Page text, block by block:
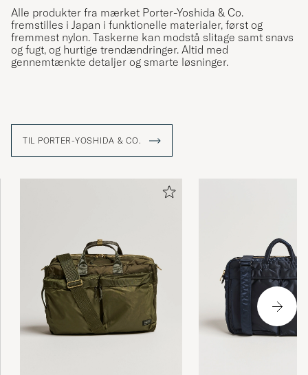
Alle produkter fra mærket Porter-Yoshida & Co.
fremstilles i Japan i funktionelle materialer, først og
fremmest nylon. Taskerne kan modstå slitage samt snavs
og fugt, og hurtige trendændringer. Altid med
gennemtænkte detaljer og smarte løsninger.
TIL PORTER-YOSHIDA & CO.